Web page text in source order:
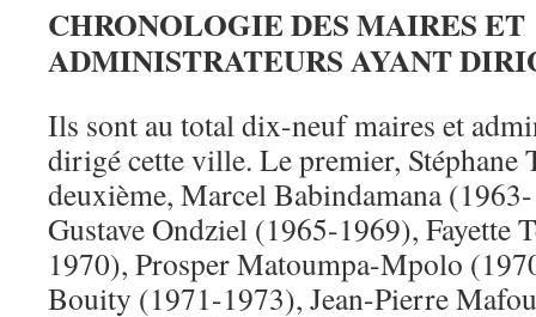
CHRONOLOGIE DES MAIRES ET
ADMINISTRATEURS AYANT
Ils sont au total dix-neuf maires et
dirigé cette ville. Le premier, Stéphane
deuxième, Marcel Babindamana
Gustave Ondziel (1965-1969), Fayette
1970), Prosper Matoumpa-Mpolo
Bouity (1971-1973), Jean-Pierre